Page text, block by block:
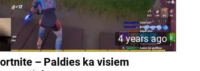
4 years ago
– Paldies ka visiem